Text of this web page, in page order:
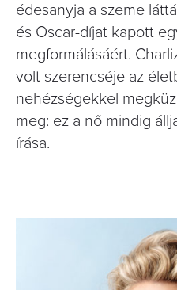
édesanyja a szeme
és Oscar-díjat kapott
megformálásáért.
volt szerencséje az
nehézségekkel
meg: ez a nő mindig
írása.